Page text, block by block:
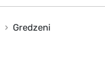
Gredzeni